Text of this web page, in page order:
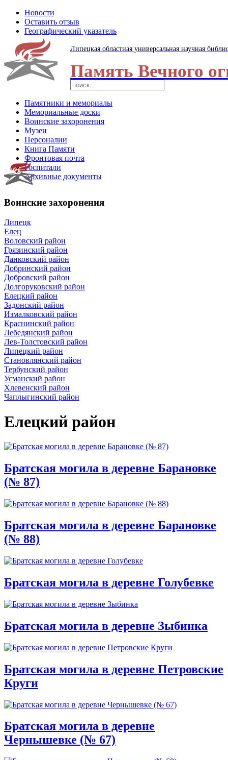
Новости
Оставить отзыв
Географический указатель
Липецкая областная универсальная научная
Память Вечного
Памятники и мемориалы
Мемориальные доски
Воинские захоронения
Музеи
Персоналии
Книга Памяти
Фронтовая почта
Госпитали
Архивные документы
Воинские захоронения
Липецк
Елец
Воловский район
Грязинский район
Данковский район
Добринский район
Добровский район
Долгоруковский район
Елецкий район
Задонский район
Измалковский район
Краснинский район
Лебедянский район
Лев-Толстовский район
Липецкий район
Становлянский район
Тербунский район
Усманский район
Хлевенский район
Чаплыгинский район
Елецкий район
Братская могила в деревне Барановке
(№ 87)
Братская могила в деревне Барановке
(№ 88)
Братская могила в деревне Голубевке
Братская могила в деревне Зыбинка
Братская могила в деревне Петровские
Круги
Братская могила в деревне
Чернышевке (№ 67)